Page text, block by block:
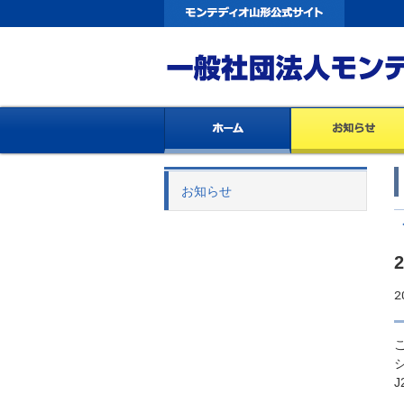
お知らせ